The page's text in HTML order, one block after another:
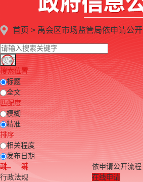
首页 > 禹会区市场监管局依申请公开
搜索位置
标题
全文
匹配度
模糊
精准
排序
相关程度
发布日期
政 策
行政法规
依申请公开流程
在线申请